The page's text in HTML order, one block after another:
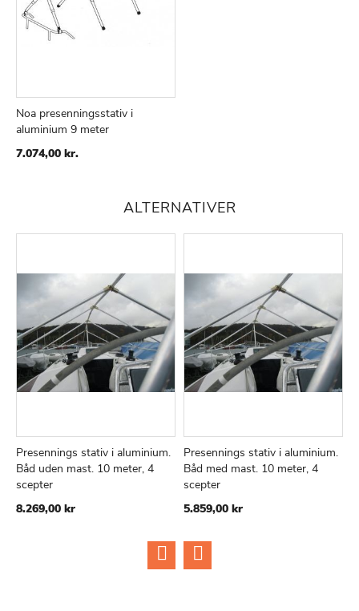
TILFØJ
TIL
ØNSKE
SAMMENLIGN
Noa presenningsstativ i
aluminium 9 meter
7.074,00 kr.
ALTERNATIVER
Læg i kurv
TILFØJSAMMENLIGN
Presennings stativ i aluminium.
Båd uden mast. 10 meter, 4
scepter
8.269,00 kr
Læg i kurv
TILFØJ
TIL
Presennings stativ i aluminium.
Båd med mast. 10 meter, 4
scepter
5.859,00 kr